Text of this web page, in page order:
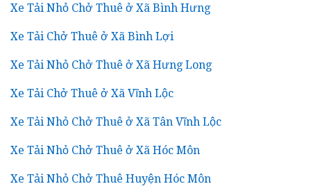
Xe Tải Nhỏ Chở Thuê ở Xã Bình Hưng
Xe Tải Chở Thuê ở Xã Bình Lợi
Xe Tải Nhỏ Chở Thuê ở Xã Hưng Long
Xe Tải Chở Thuê ở Xã Vĩnh Lộc
Xe Tải Nhỏ Chở Thuê ở Xã Tân Vĩnh Lộc
Xe Tải Nhỏ Chở Thuê ở Xã Hóc Môn
Xe Tải Nhỏ Chở Thuê Huyện Hóc Môn